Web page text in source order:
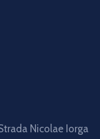
Nicolae Iorga